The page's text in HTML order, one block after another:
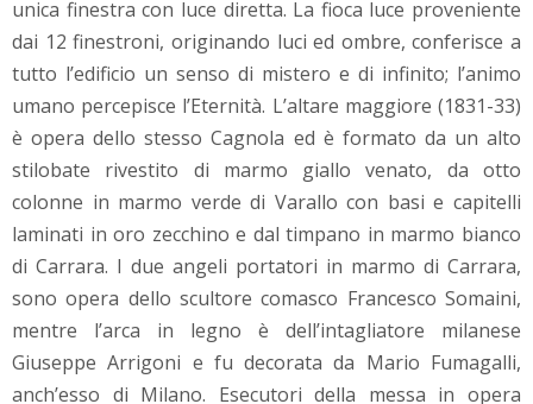
unica finestra con luce diretta. La fioca luce proveniente
dai 12 finestroni, originando luci ed ombre, conferisce a
tutto l’edificio un senso di mistero e di infinito; l’animo
umano percepisce l’Eternità. L’altare maggiore (1831-33)
è opera dello stesso Cagnola ed è formato da un alto
stilobate rivestito di marmo giallo venato, da otto
colonne in marmo verde di Varallo con basi e capitelli
laminati in oro zecchino e dal timpano in marmo bianco
di Carrara. I due angeli portatori in marmo di Carrara,
sono opera dello scultore comasco Francesco Somaini,
mentre l’arca in legno è dell’intagliatore milanese
Giuseppe Arrigoni e fu decorata da Mario Fumagalli,
anch’esso di Milano. Esecutori della messa in opera